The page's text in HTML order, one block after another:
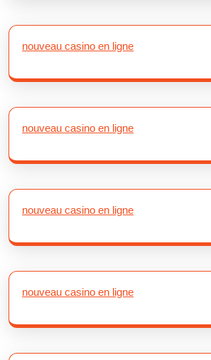
nouveau casino en ligne
nouveau casino en ligne
nouveau casino en ligne
nouveau casino en ligne